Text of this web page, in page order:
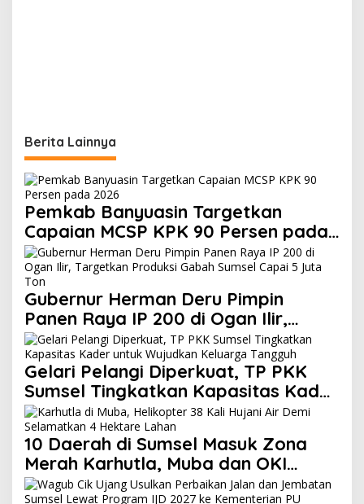
Berita Lainnya
Pemkab Banyuasin Targetkan
Capaian MCSP KPK 90 Persen pada
2026
Gubernur Herman Deru Pimpin
Panen Raya IP 200 di Ogan Ilir,
Targetkan Produksi Gabah Sumsel
Capai 5 Juta Ton
Gelari Pelangi Diperkuat, TP PKK
Sumsel Tingkatkan Kapasitas Kader
untuk Wujudkan Keluarga Tangguh
10 Daerah di Sumsel Masuk Zona
Merah Karhutla, Muba dan OKI
Catat Kejadian Terbanyak